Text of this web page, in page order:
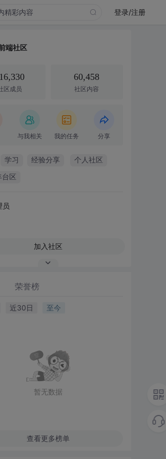
登录/注册
端社区
区成员
60,458
社区内容
与我相关 我的任务 分享
学习 经验分享 个人社区
台区
员
加入社区
荣誉榜
近30日 至今
暂无数据
查看更多榜单